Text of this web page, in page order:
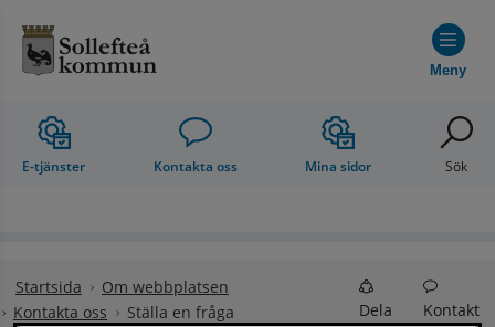
Meny
E-tjänster Kontakta oss Mina sidor Sök
Startsida
Om webbplatsen
Kontakta oss
Ställa en fråga Dela Kontakt